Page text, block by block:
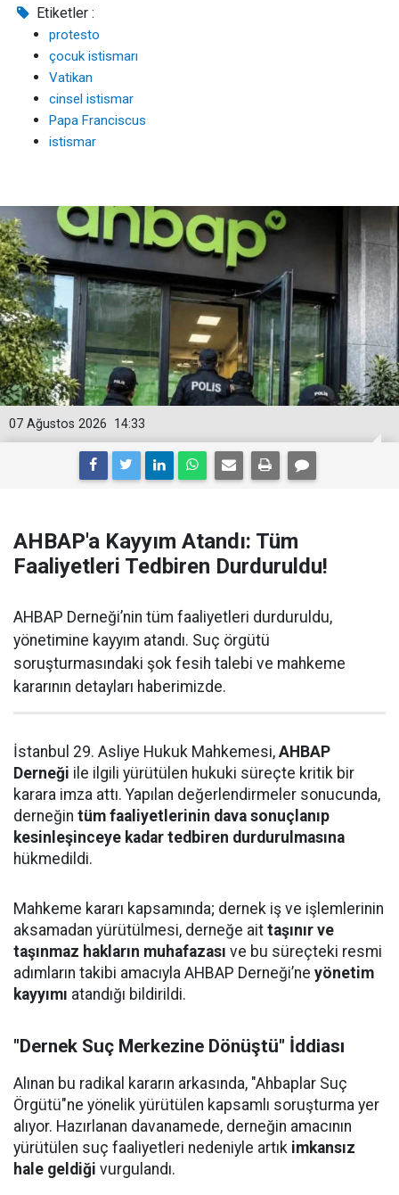
Etiketler :
protesto
çocuk istismarı
Vatikan
cinsel istismar
Papa Franciscus
istismar
14:33
07 Ağustos 2026
AHBAP'a Kayyım Atandı: Tüm
Faaliyetleri Tedbiren Durduruldu!
AHBAP Derneği’nin tüm faaliyetleri durduruldu,
yönetimine kayyım atandı. Suç örgütü
soruşturmasındaki şok fesih talebi ve mahkeme
kararının detayları haberimizde.
İstanbul 29. Asliye Hukuk Mahkemesi, AHBAP
Derneği ile ilgili yürütülen hukuki süreçte kritik bir
karara imza attı. Yapılan değerlendirmeler sonucunda,
derneğin tüm faaliyetlerinin dava sonuçlanıp
kesinleşinceye kadar tedbiren durdurulmasına
hükmedildi.
Mahkeme kararı kapsamında; dernek iş ve işlemlerinin
aksamadan yürütülmesi, derneğe ait taşınır ve
taşınmaz hakların muhafazası ve bu süreçteki resmi
adımların takibi amacıyla AHBAP Derneği’ne yönetim
kayyımı atandığı bildirildi.
"Dernek Suç Merkezine Dönüştü" İddiası
Alınan bu radikal kararın arkasında, "Ahbaplar Suç
Örgütü"ne yönelik yürütülen kapsamlı soruşturma yer
alıyor. Hazırlanan davanamede, derneğin amacının
yürütülen suç faaliyetleri nedeniyle artık imkansız
hale geldiği vurgulandı.